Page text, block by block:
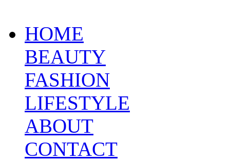
HOME
BEAUTY
FASHION
LIFESTYLE
ABOUT
CONTACT